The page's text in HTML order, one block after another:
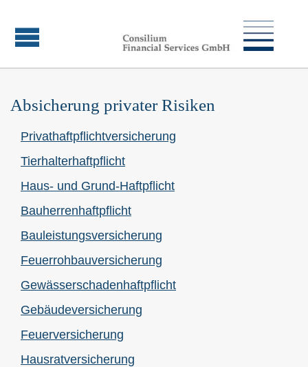
Absicherung privater Risiken
Privathaftpflichtversicherung
Tierhalterhaftpflicht
Haus- und Grund-Haft­pflicht
Bau­herren­haft­pflicht
Bauleistungsversicherung
Feuerrohbauversicherung
Gewässerschadenhaftpflicht
Ge­bäude­ver­si­che­rung
Feuerversicherung
Haus­rat­ver­si­che­rung